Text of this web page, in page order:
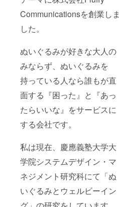
Communicationsを創業しま
した。
ぬいぐるみが好きな大人の
みならず、ぬいぐるみを
持っている人なら誰もが直
面する『困った』と『あっ
たらいいな』をサービスに
する会社です。
私は現在、慶應義塾大学大
学院システムデザイン・マ
ネジメント研究科にて「ぬ
いぐるみとウェルビーイン